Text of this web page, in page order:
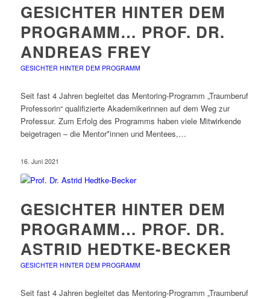
GESICHTER HINTER DEM
PROGRAMM… PROF. DR.
ANDREAS FREY
GESICHTER HINTER DEM PROGRAMM
Seit fast 4 Jahren begleitet das Mentoring-Programm „Traumberuf
Professorin“ qualifizierte Akademikerinnen auf dem Weg zur
Professur. Zum Erfolg des Programms haben viele Mitwirkende
beigetragen – die Mentor*innen und Mentees,…
16. Juni 2021
GESICHTER HINTER DEM
PROGRAMM… PROF. DR.
ASTRID HEDTKE-BECKER
GESICHTER HINTER DEM PROGRAMM
Seit fast 4 Jahren begleitet das Mentoring-Programm „Traumberuf